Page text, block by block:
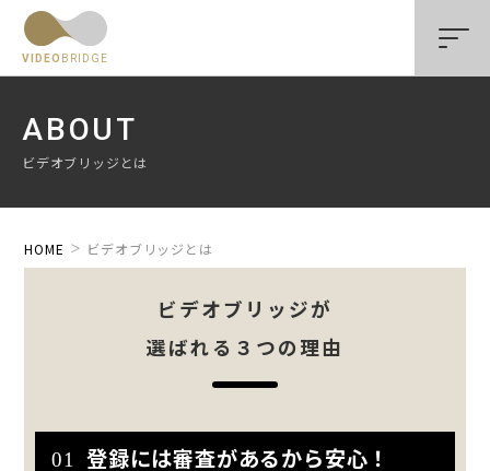
VIDEO BRIDGE
ABOUT
ビデオブリッジとは
HOME ビデオブリッジとは
ビデオブリッジが
選ばれる３つの理由
01 登録には審査があるから安心！